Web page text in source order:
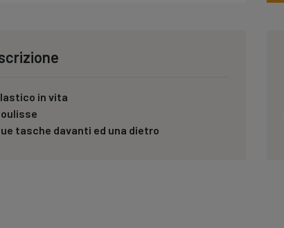
in vita
tasche davanti ed una dietro